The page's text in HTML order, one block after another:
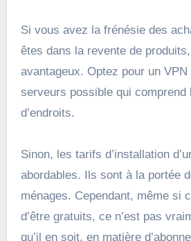
Si vous avez la frénésie des
êtes dans la revente de
avantageux. Optez pour un
serveurs possible qui comprend
d’endroits.
Sinon, les tarifs d’installation
abordables. Ils sont à la portée
ménages. Cependant, même si
d’être gratuits, ce n’est pas
qu’il en soit, en matière